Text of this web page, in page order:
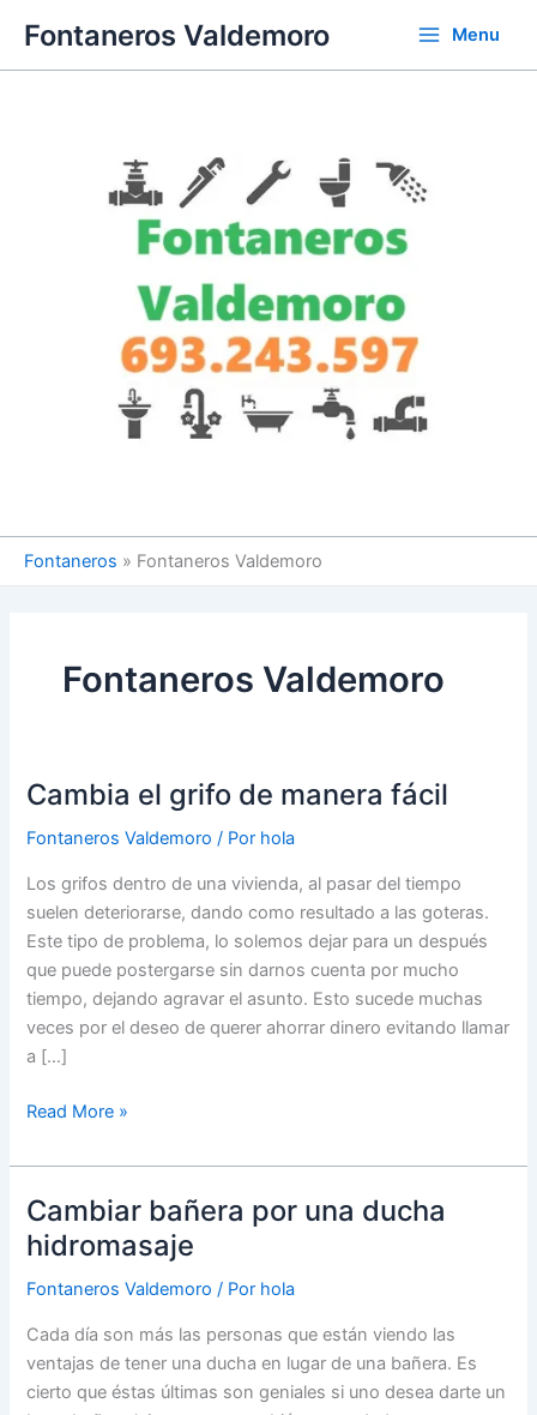
ir
Fontaneros Valdemoro Menu
Fontaneros » Fontaneros Valdemoro
Fontaneros Valdemoro
Cambia el grifo de manera fácil
Fontaneros Valdemoro / Por hola
Los grifos dentro de una vivienda, al pasar del tiempo
suelen deteriorarse, dando como resultado a las goteras.
Este tipo de problema, lo solemos dejar para un después
que puede postergarse sin darnos cuenta por mucho
tiempo, dejando agravar el asunto. Esto sucede muchas
veces por el deseo de querer ahorrar dinero evitando llamar
a […]
Cambia
grifo
de
manera
fácil
Read More »
Cambiar bañera por una ducha
hidromasaje
Fontaneros Valdemoro / Por hola
Cada día son más las personas que están viendo las
ventajas de tener una ducha en lugar de una bañera. Es
cierto que éstas últimas son geniales si uno desea darte un